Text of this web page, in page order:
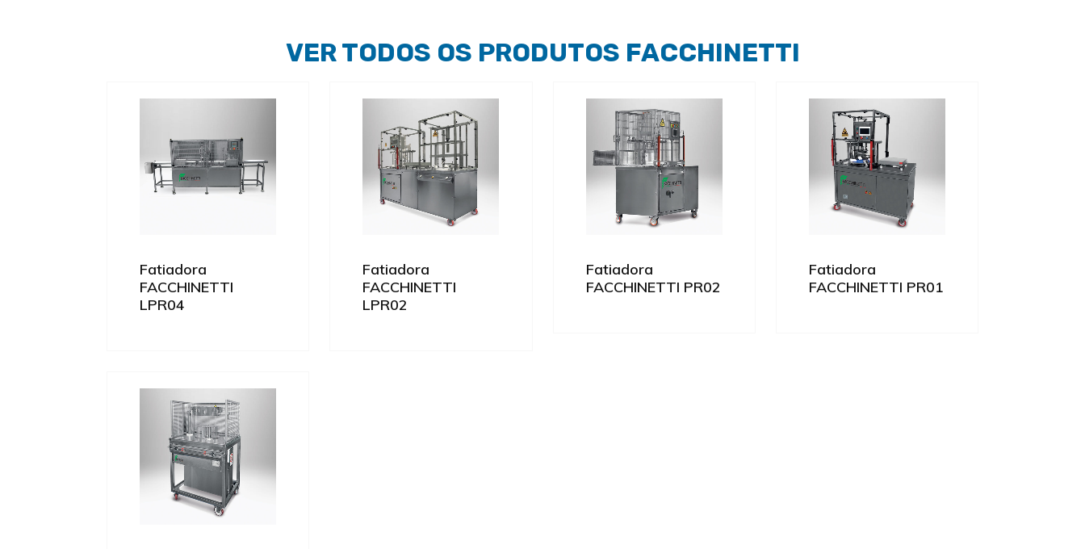
VER TODOS OS PRODUTOS FACCHINETTI
Fatiadora
FACCHINETTI
LPR04
Fatiadora
FACCHINETTI
LPR02
Fatiadora
FACCHINETTI PR02
Fatiadora
FACCHINETTI PR01